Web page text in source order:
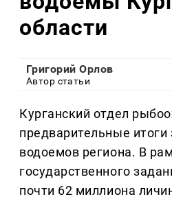
области
Григорий Орлов
Автор статьи
Курганский отдел
предварительные
водоемов региона. В
государственного
почти 62 миллиона